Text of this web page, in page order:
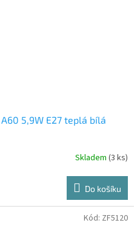
5,9W E27 teplá bílá
Skladem (3 ks)
Do košíku
Kód: ZF5120